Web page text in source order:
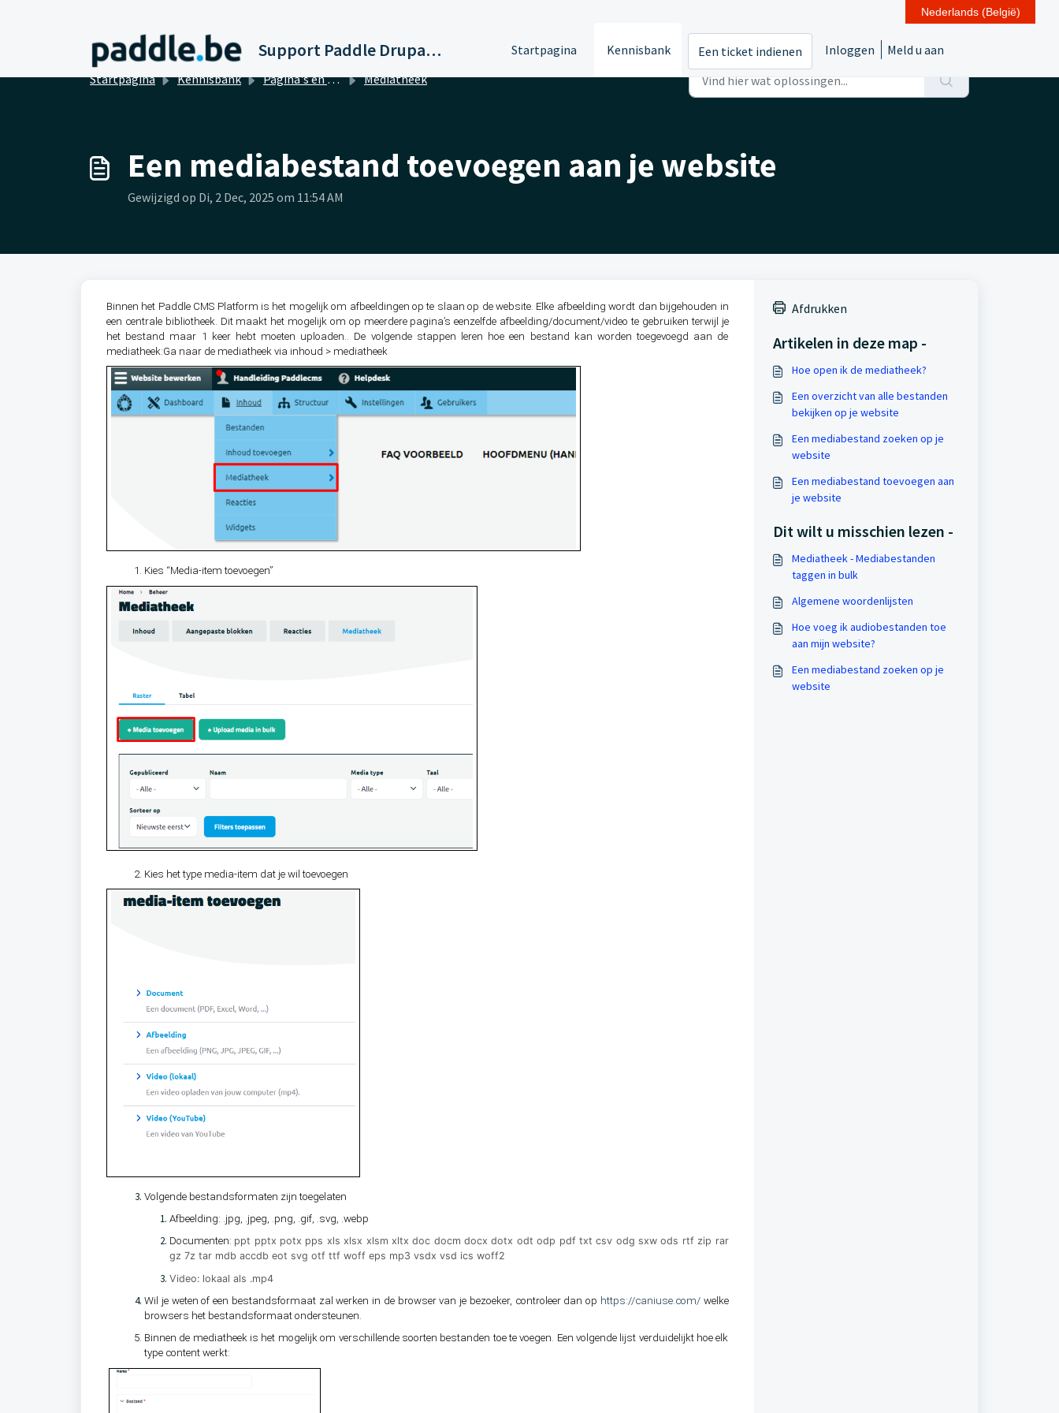
Support Paddle Drupal 11 Startpagina Kennisbank Een ticket indienen Inloggen
Meld u aan
Startpagina
Kennisbank Pagina's en pagina's bewerken (Inhoud) Mediatheek
Een mediabestand toevoegen aan je website
Gewijzigd op Di, 2 Dec, 2025 om 11:54 AM
Binnen het Paddle CMS Platform is het mogelijk om afbeeldingen op te slaan op de website. Elke afbeelding wordt dan bijgehouden in
een centrale bibliotheek. Dit maakt het mogelijk om op meerdere pagina’s eenzelfde afbeelding/document/video te gebruiken terwijl je
het bestand maar 1 keer hebt moeten uploaden.. De volgende stappen leren hoe een bestand kan worden toegevoegd aan de
mediatheek:Ga naar de mediatheek via inhoud > mediatheek
Kies “Media-item toevoegen”
Kies het type media-item dat je wil toevoegen
Volgende bestandsformaten zijn toegelaten
Afbeelding: .jpg, .jpeg, .png, .gif, .svg, .webp
Documenten: ppt pptx potx pps xls xlsx xlsm xltx doc docm docx dotx odt odp pdf txt csv odg sxw ods rtf zip rar
gz 7z tar mdb accdb eot svg otf ttf woff eps mp3 vsdx vsd ics woff2
Video: lokaal als .mp4
Wil je weten of een bestandsformaat zal werken in de browser van je bezoeker, controleer dan op https://caniuse.com/welke
browsers het bestandsformaat ondersteunen.
Binnen de mediatheek is het mogelijk om verschillende soorten bestanden toe te voegen. Een volgende lijst verduidelijkt hoe elk
type content werkt:
Afdrukken
Artikelen in deze map -
Hoe open ik de mediatheek?
Een overzicht van alle bestanden
bekijken op je website
Een mediabestand zoeken op je
website
Een mediabestand toevoegen aan
je website
Dit wilt u misschien lezen -
Mediatheek - Mediabestanden
taggen in bulk
Algemene woordenlijsten
Hoe voeg ik audiobestanden toe
aan mijn website?
Een mediabestand zoeken op je
website
Nederlands (België)